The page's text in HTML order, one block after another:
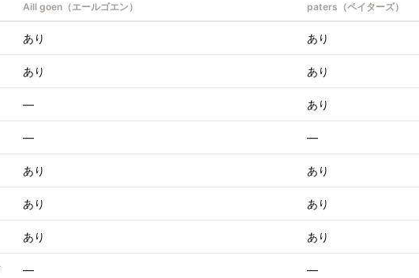
Aill goen（エールゴエン） paters（ペイターズ）
あり あり
あり あり
— あり
— —
あり あり
あり あり
あり あり
— —